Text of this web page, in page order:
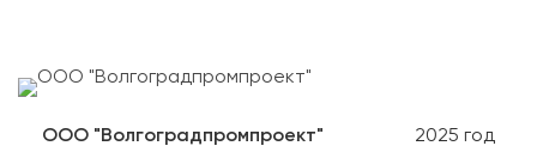
ООО "Волгоградпромпроект" 2025 год